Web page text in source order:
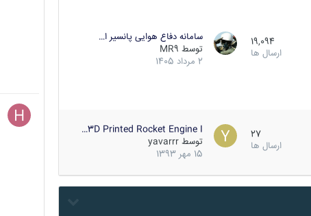
19,094
ارسال ها
سامانه دفاع هوایی پانسیر ا…
توسط MR9
2 مرداد 1405
27
ارسال ها
3D Printed Rocket Engine I…
توسط yavarrr
15 مهر 1393